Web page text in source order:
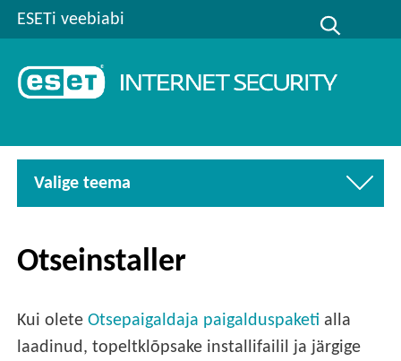
ESETi veebiabi
Valige teema
Otseinstaller
Kui oleteOtsepaigaldaja paigalduspaketi alla
laadinud, topeltklõpsake installifailil ja järgige